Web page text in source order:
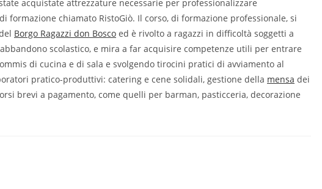
acquistate attrezzature necessarie per professionalizzare
formazione chiamato RistoGiò. Il corso, di formazione professionale, si
Borgo Ragazzi don Bosco ed è rivolto a ragazzi in difficoltà soggetti a
scolastico, e mira a far acquisire competenze utili per entrare
di cucina e di sala e svolgendo tirocini pratici di avviamento al
pratico-produttivi: catering e cene solidali, gestione della mensa dei
brevi a pagamento, come quelli per barman, pasticceria, decorazione